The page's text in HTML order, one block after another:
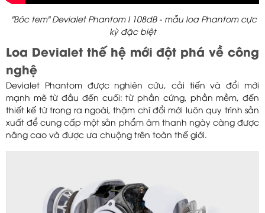
"Bóc tem" Devialet Phantom I 108dB - mẫu loa Phantom cực
kỳ đặc biệt
Loa Devialet thế hệ mới đột phá về công
nghệ
Devialet Phantom được nghiên cứu, cải tiến và đổi mới
mạnh mẽ từ đầu đến cuối: từ phần cứng, phần mềm, đến
thiết kế từ trong ra ngoài, thậm chí đổi mới luôn quy trình sản
xuất để cung cấp một sản phẩm âm thanh ngày càng được
nâng cao và được ưa chuộng trên toàn thế giới.